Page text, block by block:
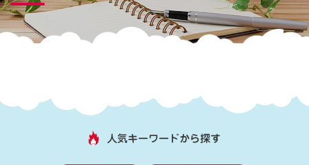
人気キーワードから探す